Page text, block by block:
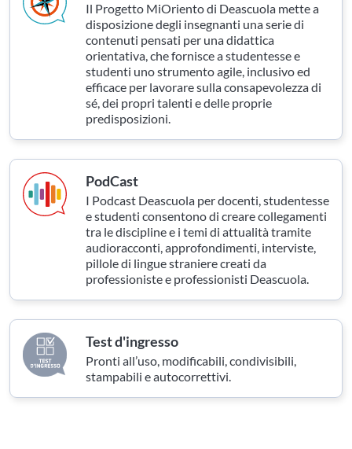
Il Progetto MiOriento di Deascuola mette a
disposizione degli insegnanti una serie di
contenuti pensati per una didattica
orientativa, che fornisce a studentesse e
studenti uno strumento agile, inclusivo ed
efficace per lavorare sulla consapevolezza di
sé, dei propri talenti e delle proprie
predisposizioni.
PodCast
I Podcast Deascuola per docenti, studentesse
e studenti consentono di creare collegamenti
tra le discipline e i temi di attualità tramite
audioracconti, approfondimenti, interviste,
pillole di lingue straniere creati da
professioniste e professionisti Deascuola.
Test d'ingresso
Pronti all’uso, modificabili, condivisibili,
stampabili e autocorrettivi.